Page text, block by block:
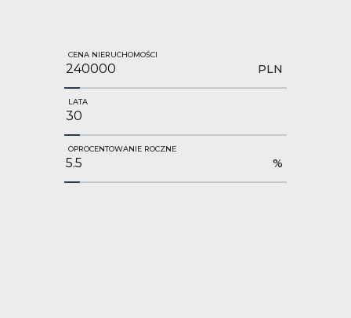
CENA NIERUCHOMOŚCI
PLN
LATA
OPROCENTOWANIE ROCZNE
%